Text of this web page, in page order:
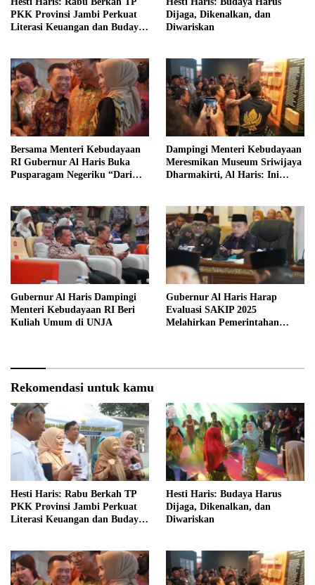
PKK Provinsi Jambi Perkuat
Literasi Keuangan dan Budaya
Dijaga, Dikenalkan, dan
Diwariskan
Bersama Menteri Kebudayaan
RI Gubernur Al Haris Buka
Pusparagam Negeriku “Dari
Dampingi Menteri Kebudayaan
Meresmikan Museum Sriwijaya
Dharmakirti, Al Haris: Ini
Gubernur Al Haris Dampingi
Menteri Kebudayaan RI Beri
Kuliah Umum di UNJA
Gubernur Al Haris Harap
Evaluasi SAKIP 2025
Melahirkan Pemerintahan
Rekomendasi untuk kamu
Hesti Haris: Rabu Berkah TP
PKK Provinsi Jambi Perkuat
Literasi Keuangan dan Budaya
Hesti Haris: Budaya Harus
Dijaga, Dikenalkan, dan
Diwariskan